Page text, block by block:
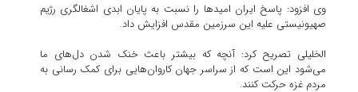
وی افزود: پاسخ ایران امیدها را نسبت به پایان ابدی اشغالگری رژیم
صهیونیستی علیه این سرزمین مقدس افزایش داد.
الخلیلی تصریح کرد: آنچه که بیشتر باعث خنک شدن دل‌های ما
می‌شود این است که از سراسر جهان کاروان‌هایی برای کمک رسانی به
مردم غزه حرکت کنند.